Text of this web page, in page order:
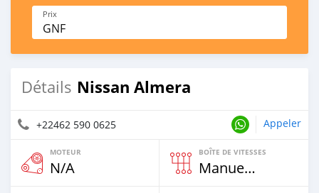
Prix
GNF
Détails Nissan Almera
+22462 590 0625 Appeler
MOTEUR
N/A
BOÎTE DE VITESSES
Manuelle